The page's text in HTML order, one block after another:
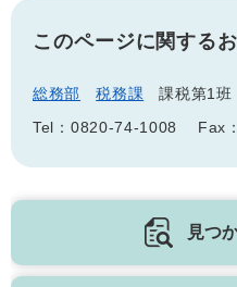
このページに関する
総務部 税務課
課税第1班
Tel：0820-74-1008
Fax
見つ